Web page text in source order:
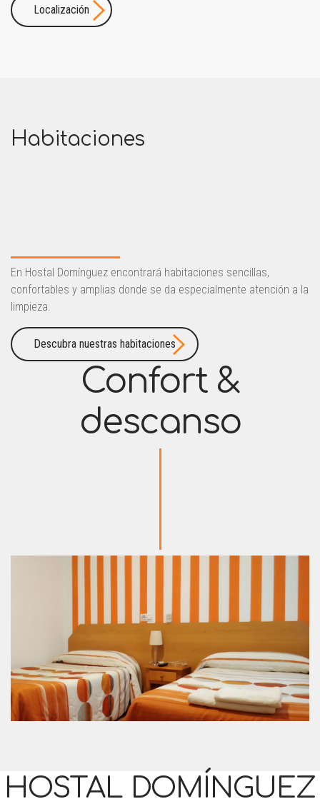
Localización
Habitaciones
En Hostal Domínguez encontrará habitaciones sencillas,
confortables y amplias donde se da especialmente atención a la
limpieza.
Descubra nuestras habitaciones
Confort &
descanso
HOSTAL DOMÍNGUEZ